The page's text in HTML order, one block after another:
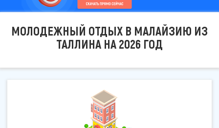
МОЛОДЕЖНЫЙ ОТДЫХ В МАЛАЙЗИЮ ИЗ
ТАЛЛИНА НА 2026 ГОД